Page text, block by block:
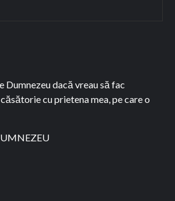
Dumnezeu dacă vreau să fac
cu prietena mea, pe care o